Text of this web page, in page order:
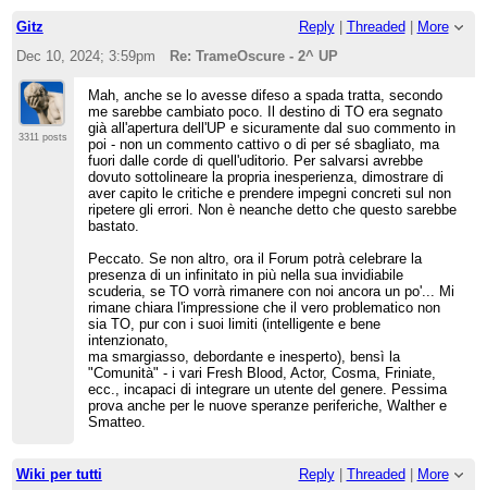
Gitz Reply| Threaded
More
Dec 10, 2024; 3:59pm
Re: TrameOscure - 2^ UP
3311 posts
Mah, anche se lo avesse difeso a spada tratta, secondo
me sarebbe cambiato poco. Il destino di TO era segnato
già all'apertura dell'UP e sicuramente dal suo commento in
poi - non un commento cattivo o di per sé sbagliato, ma
fuori dalle corde di quell'uditorio. Per salvarsi avrebbe
dovuto sottolineare la propria inesperienza, dimostrare di
aver capito le critiche e prendere impegni concreti sul non
ripetere gli errori. Non è neanche detto che questo sarebbe
bastato.
Peccato. Se non altro, ora il Forum potrà celebrare la
presenza di un infinitato in più nella sua invidiabile
scuderia, se TO vorrà rimanere con noi ancora un po'... Mi
rimane chiara l'impressione che il vero problematico non
sia TO, pur con i suoi limiti (intelligente e bene
intenzionato,
ma smargiasso, debordante e inesperto), bensì la
"Comunità" - i vari Fresh Blood, Actor, Cosma, Friniate,
ecc., incapaci di integrare un utente del genere. Pessima
prova anche per le nuove speranze periferiche, Walther e
Smatteo.
Wiki per tutti Reply| Threaded More